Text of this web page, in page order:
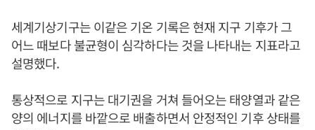
세계기상기구는 이같은 기온 기록은 현재 지구 기후가 그
어느 때보다 불균형이 심각하다는 것을 나타내는 지표라고
설명했다.
통상적으로 지구는 대기권을 거쳐 들어오는 태양열과 같은
양의 에너지를 바깥으로 배출하면서 안정적인 기후 상태를